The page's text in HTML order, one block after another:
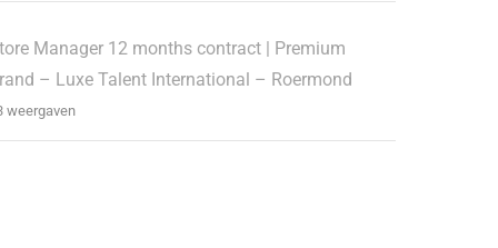
Manager 12 months contract | Premium
– Luxe Talent International – Roermond
weergaven